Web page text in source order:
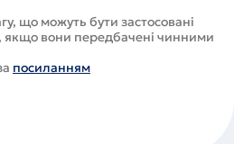
що можуть бути застосовані
, якщо вони передбачені чинними
посиланням